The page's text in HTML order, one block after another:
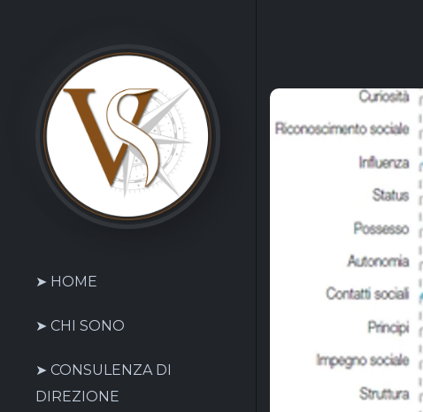
➤ HOME
➤ CHI SONO
➤ CONSULENZA DI
DIREZIONE